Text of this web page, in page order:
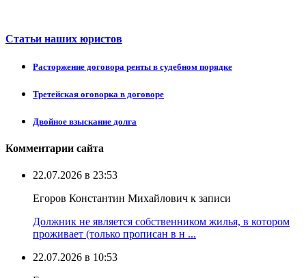
Статьи наших юристов
Расторжение договора ренты в судебном порядке
Третейская оговорка в договоре
Двойное взыскание долга
Комментарии сайта
22.07.2026 в 23:53
Егоров Константин Михайлович к записи
Должник не является собственником жилья, в котором
проживает (только прописан в н ...
22.07.2026 в 10:53